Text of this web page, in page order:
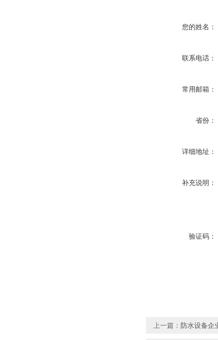
您的姓名：
联系电话：
常用邮箱：
省份：
详细地址：
补充说明：
验证码：
上一篇： 防水设备企